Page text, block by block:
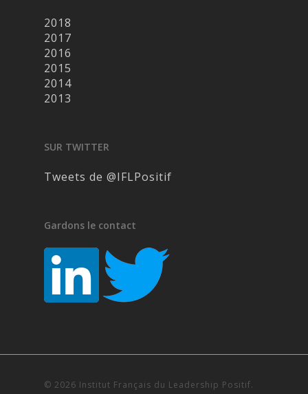
2018
2017
2016
2015
2014
2013
SUR TWITTER
Tweets de @IFLPositif
Gardons le contact
© 2026 Institut Français du Leadership Positif.